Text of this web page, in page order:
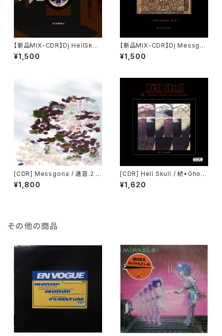
【新品MIX-CDR】Dj HёllSkull
/ STONER TIMES ~Zipang
u.1~
¥1,500
【新品MIX-CDR】Dj Messgor
ia / STONER TIMES ~Love
Music? pt.2~
¥1,500
[CDR] Messgoria / 遺音.2 (2
021)
¥1,800
[CDR] Hell Skull / 続•Ghost
Town,Ghost House (2021)
¥1,620
その他の商品